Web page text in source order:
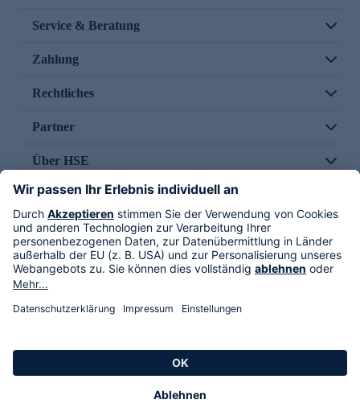
Service & Beratung
Zahlung
Rechtliches
Partner
Über HSE
Im TV
HSE International